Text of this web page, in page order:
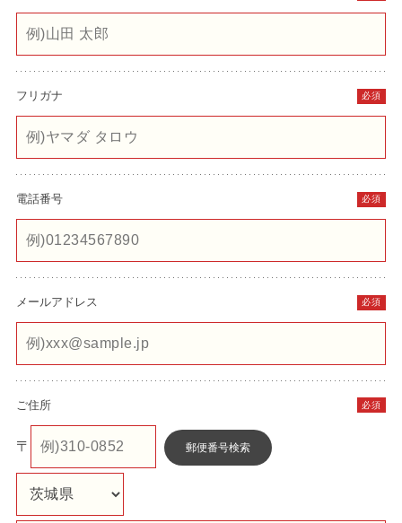
フリガナ 必須
電話番号 必須
メールアドレス 必須
ご住所 必須
〒 郵便番号検索